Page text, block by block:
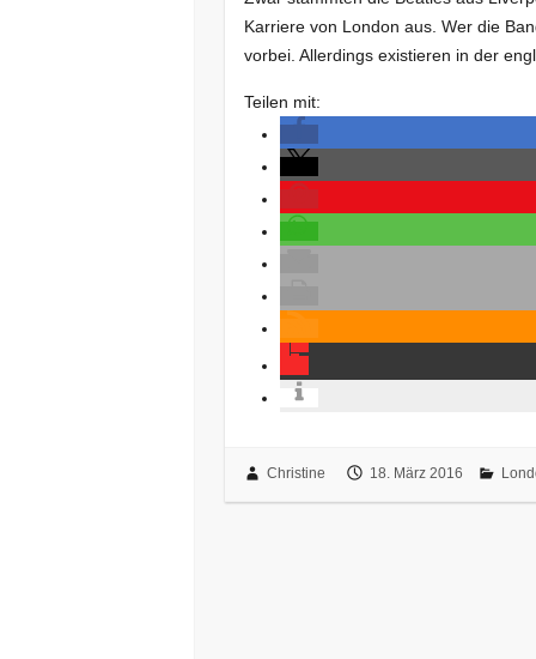
Karriere von London aus. Wer die
vorbei. Allerdings existieren in der
Teilen mit:
Christine 18. März 2016